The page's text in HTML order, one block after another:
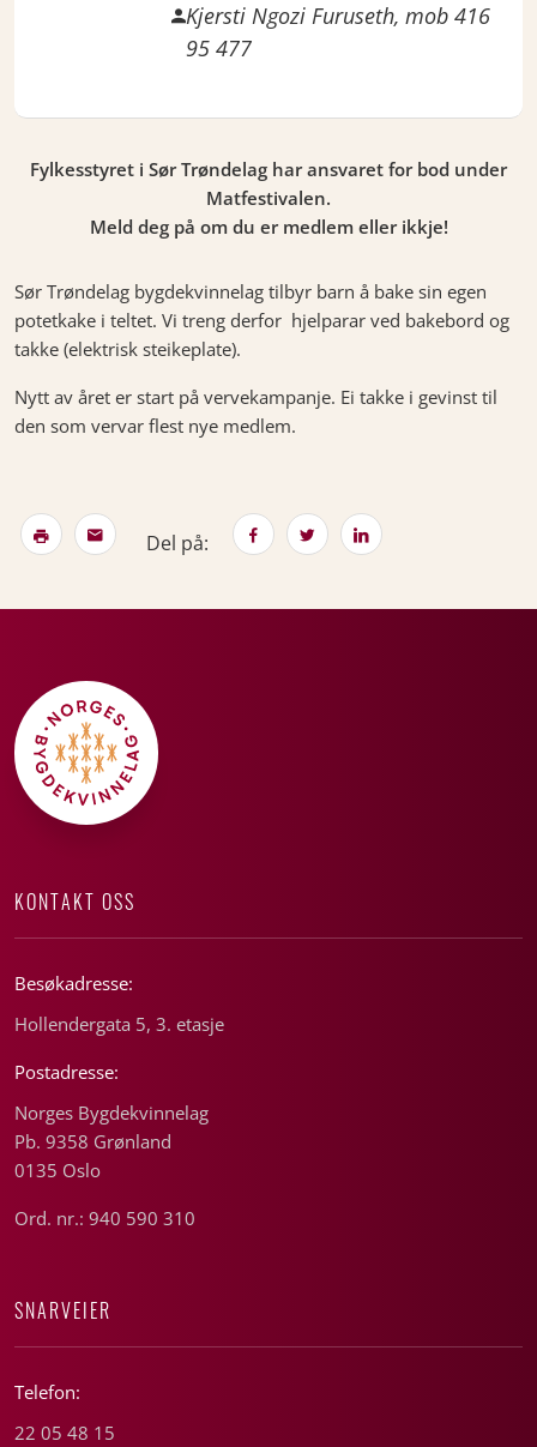
Kjersti Ngozi Furuseth, mob 416
95 477
Fylkesstyret i Sør Trøndelag har ansvaret for bod under
Matfestivalen.
Meld deg på om du er medlem eller ikkje!
Sør Trøndelag bygdekvinnelag tilbyr barn å bake sin egen
potetkake i teltet. Vi treng derfor hjelparar ved bakebord og
takke (elektrisk steikeplate).
Nytt av året er start på vervekampanje. Ei takke i gevinst til
den som vervar flest nye medlem.
Del på:
KONTAKT OSS
Besøkadresse:
Hollendergata 5, 3. etasje
Postadresse:
Norges Bygdekvinnelag
Pb. 9358 Grønland
0135 Oslo
Ord. nr.: 940 590 310
SNARVEIER
Telefon:
22 05 48 15